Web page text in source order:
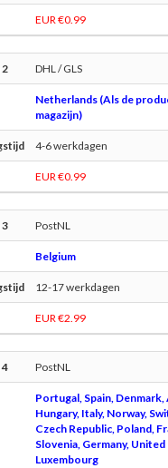
EUR €0.99
DHL / GLS
Netherlands (Als de
magazijn)
4-6 werkdagen
EUR €0.99
PostNL
Belgium
12-17 werkdagen
EUR €2.99
PostNL
Portugal, Spain,
Hungary, Italy, Norway,
Czech Republic, Poland,
Slovenia, Germany,
Luxembourg